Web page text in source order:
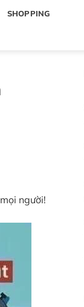
SHOPPING
người!